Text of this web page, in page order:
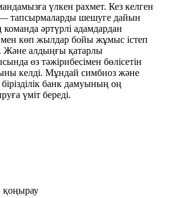
үлкен рахмет. Кез келген
— тапсырмаларды шешуге дайын
команда әртүрлі адамдардан
мен көп жылдар бойы жұмыс істеп
Және алдыңғы қатарлы
өз тәжірибесімен бөлісетін
келді. Мұндай симбиоз және
банк дамуының оң
үміт береді.
қоңырау